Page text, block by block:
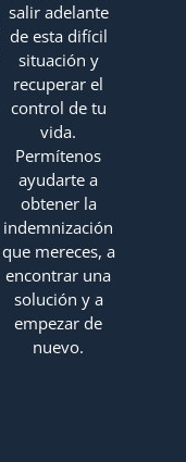
salir adelante
de esta difícil
situación y
recuperar el
control de tu
vida.
Permítenos
ayudarte a
obtener la
indemnización
que mereces, a
encontrar una
solución y a
empezar de
nuevo.